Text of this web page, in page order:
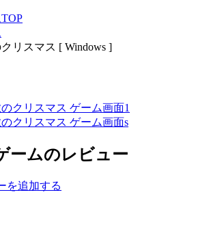
リスマス [ Windows ]
ームのレビュー
を追加する